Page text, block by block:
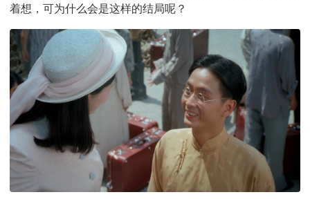
着想，可为什么会是这样的结局呢？